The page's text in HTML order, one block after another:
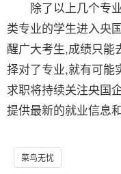
除了以上几个专业
类专业的学生进入央
醒广大考生,成绩只能
择对了专业,就有可能
求职将持续关注央国
提供最新的就业信息和
菜鸟无忧